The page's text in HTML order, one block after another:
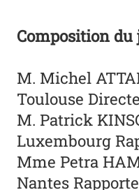
Composition du
M. Michel
Toulouse
M. Patrick
Luxembourg
Mme Petra
Nantes